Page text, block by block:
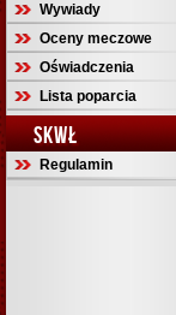
Wywiady
Oceny meczowe
Oświadczenia
Lista poparcia
SKWŁ
Regulamin